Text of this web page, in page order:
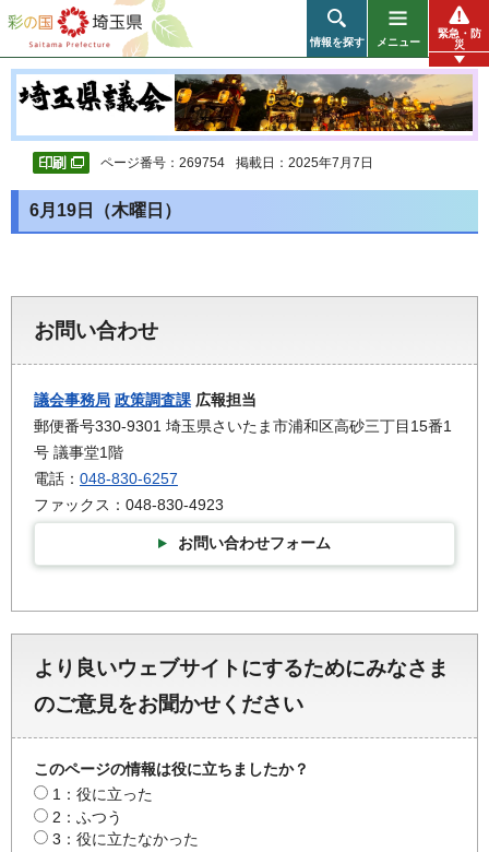
彩の国 埼玉県
情報を探す メニュー
緊急・防
災
ページ番号：269754 掲載日：2025年7月7日
6月19日（木曜日）
お問い合わせ
議会事務局 政策調査課 広報担当
郵便番号330-9301 埼玉県さいたま市浦和区高砂三丁目15番1
号 議事堂1階
電話： 048-830-6257
ファックス：048-830-4923
お問い合わせフォーム
より良いウェブサイトにするためにみなさま
のご意見をお聞かせください
このページの情報は役に立ちましたか？
1：役に立った
2：ふつう
3：役に立たなかった